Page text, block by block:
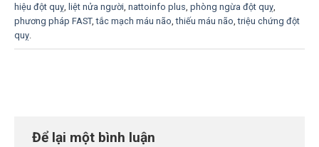
hiệu đột quỵ liệt nửa người nattoinfo plus phòng ngừa đột quỵ
phương pháp FAST,tắc mạch máu não ,thiếu máu não ,triệu chứng đột
quỵ
Để lại một bình luận